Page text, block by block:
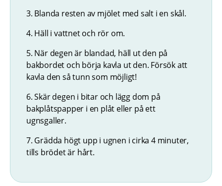
3. Blanda resten av mjölet med salt i en skål.
4. Häll i vattnet och rör om.
5. När degen är blandad, häll ut den på
bakbordet och börja kavla ut den. Försök att
kavla den så tunn som möjligt!
6. Skär degen i bitar och lägg dom på
bakplåtspapper i en plåt eller på ett
ugnsgaller.
7. Grädda högt upp i ugnen i cirka 4 minuter,
tills brödet är hårt.